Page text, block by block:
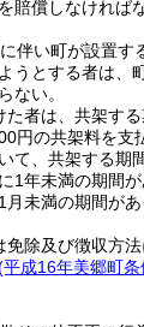
賠償しなければ
伴い町が設置す
うとする者は、
ない。
た者は、共架す
円の共架料を支
て、共架する期
1年未満の期間
月未満の期間が
除及び徴収方法
平成16年美郷町